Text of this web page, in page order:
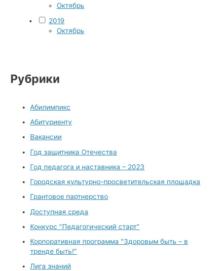
Октябрь
2019
Октябрь
Рубрики
Абилимпикс
Абитуриенту
Вакансии
Год защитника Отечества
Год педагога и наставника – 2023
Городская культурно-просветительская площадка
Грантовое партнерство
Доступная среда
Конкурс "Педагогический старт"
Корпоративная программа "Здоровым быть – в
тренде быть!"
Лига знаний